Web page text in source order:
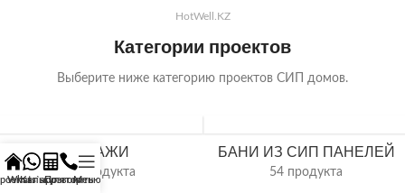
HotWell.KZ
Категории проектов
Выберите ниже категорию проектов СИП домов.
ГАРАЖИ
34 продукта
БАНИ ИЗ СИП ПАНЕЛЕЙ
54 продукта
Whats`app
Калькулятор
Позвонить
Меню